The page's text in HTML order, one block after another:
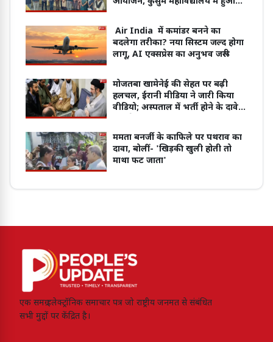
Air India में कमांडर बनने का
बदलेगा तरीका? नया सिस्टम जल्द होगा
लागू, AI एक्सप्रेस का अनुभव जरूरी
मोजतबा खामेनेई की सेहत पर बढ़ी
हलचल, ईरानी मीडिया ने जारी किया
वीडियो; अस्पताल में भर्ती होने के दावे
ममता बनर्जी के काफिले पर पथराव का
दावा, बोलीं- 'खिड़की खुली होती तो
माथा फट जाता'
एक समग्र इलेक्ट्रॉनिक समाचार पत्र जो राष्ट्रीय जनमत से संबंधित
सभी मुद्दों पर केंद्रित है।